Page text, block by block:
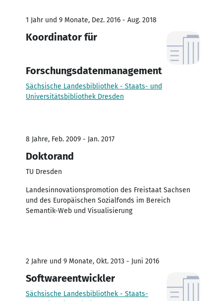
1 Jahr und 9 Monate, Dez. 2016 - Aug. 2018
Koordinator für
Forschungsdatenmanagement
Sächsische Landesbibliothek - Staats- und
Universitätsbibliothek Dresden
8 Jahre, Feb. 2009 - Jan. 2017
Doktorand
TU Dresden
Landesinnovationspromotion des Freistaat Sachsen
und des Europäischen Sozialfonds im Bereich
Semantik-Web und Visualisierung
2 Jahre und 9 Monate, Okt. 2013 - Juni 2016
Softwareentwickler
Sächsische Landesbibliothek - Staats-